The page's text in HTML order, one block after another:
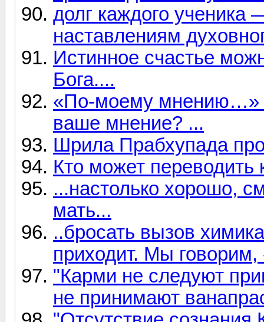
долг каждого ученика
наставлениям
Истинное счастье
Бога....
«По-моему мнению…»
ваше мнение? ...
Шрила Прабхупада
Кто может переводить
...настолько хорошо,
мать...
..бросать вызов
приходит. Мы
"Карми не следуют
не принимают